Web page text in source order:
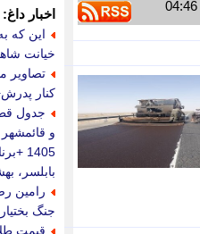
اخبار داغ:
خیانت
تصاویر
کنار
جدول
1405
بابلسر،
رامین
جنگ